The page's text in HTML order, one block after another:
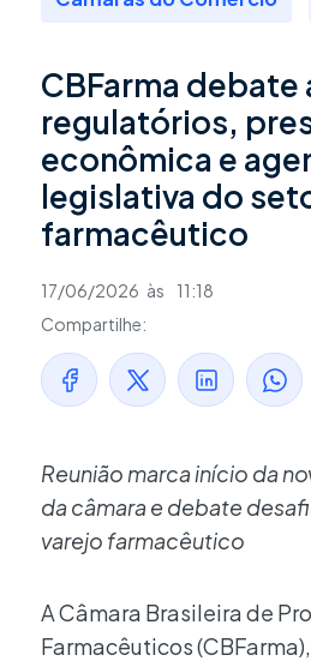
CBFarma debate
regulatórios,
econômica e
legislativa do
farmacêutico
17/06/2026 às
11:18
Compartilhe:
Reunião marca início da
da câmara e debate
varejo farmacêutico
A Câmara Brasileira de
Farmacêuticos